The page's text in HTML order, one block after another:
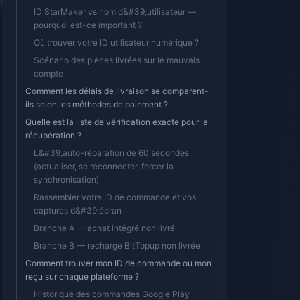
ID StarMaker vs nom d&#39;utilisateur —
pourquoi est-ce important ?
Où trouver votre ID utilisateur numérique ?
Scénario des pièces livrées sur le mauvais
compte
Comment les délais de livraison se comparent-
ils selon les méthodes de paiement ?
Quelle est la liste de vérification exacte pour la
récupération ?
L&#39;auto-réparation de 60 secondes
(actualiser, se reconnecter, forcer la
synchronisation)
Rassembler votre ID de commande et vos
captures d&#39;écran
Branche A — achat intégré non livré
Branche B — recharge BitTopup non livrée
Comment trouver mon ID de commande ou mon
reçu sur chaque plateforme ?
Historique des commandes Google Play